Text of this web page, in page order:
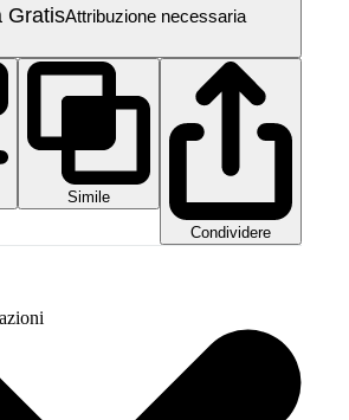
GratisAttribuzione necessaria
Simile
Condividere